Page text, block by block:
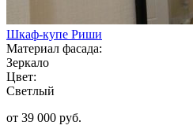
Шкаф-купе Риши
Материал фасада:
Зеркало
Цвет:
Светлый
от 39 000 руб.